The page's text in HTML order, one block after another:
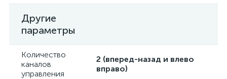
Другие
параметры
Количество
каналов
управления
2 (вперед-назад и влево
вправо)